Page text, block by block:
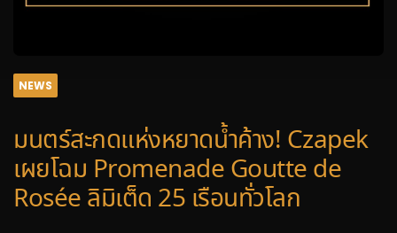
NEWS
มนตร์สะกดแห่งหยาดน้ำค้าง! Czapek
เผยโฉม Promenade Goutte de
Rosée ลิมิเต็ด 25 เรือนทั่วโลก